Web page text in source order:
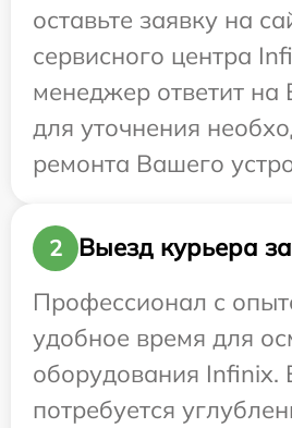
оставьте заявку на
сервисного центра
менеджер ответит на
для уточнения
ремонта Вашего
2
Выезд курьера
Профессионал с
удобное время для
оборудования Infinix.
потребуется